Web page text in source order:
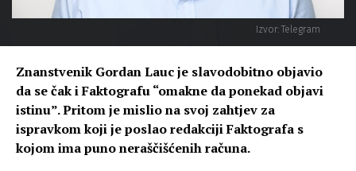
Izvor: Telegram
Znanstvenik Gordan Lauc je slavodobitno objavio
da se čak i Faktografu “omakne da ponekad objavi
istinu”. Pritom je mislio na svoj zahtjev za
ispravkom koji je poslao redakciji Faktografa s
kojom ima puno neraščišćenih računa.